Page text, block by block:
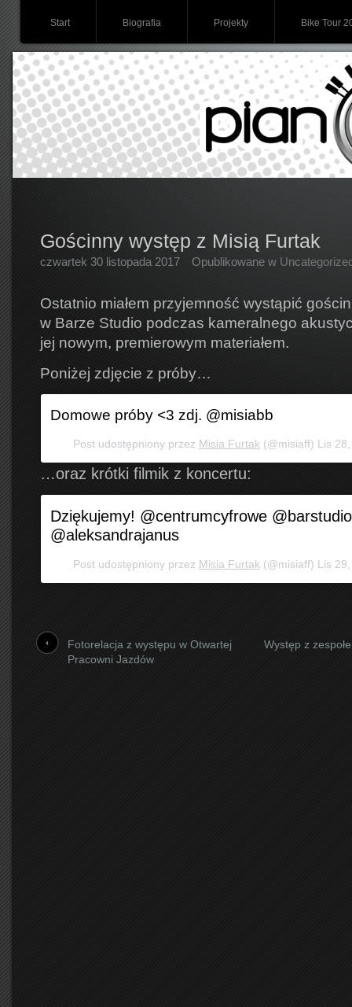
Start Biografia Projekty Bike Tour
Gościnny występ z Misią Furtak
czwartek 30 listopada 2017 Opublikowane w
Ostatnio miałem przyjemność wystąpić
w Barze Studio podczas kameralnego
jej nowym, premierowym materiałem.
Poniżej zdjęcie z próby…
Domowe próby <3 zdj. @misiabb
Post udostępniony przez Misia Furtak (@misiaff) Lis
…oraz krótki filmik z koncertu:
Dziękujemy! @centrumcyfrowe
@aleksandrajanus
Post udostępniony przez Misia Furtak (@misiaff) Lis
Fotorelacja z występu w Otwartej
Pracowni Jazdów
Występ z